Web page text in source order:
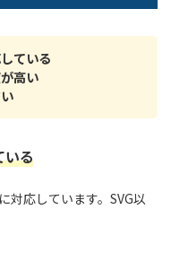
ている
高い
いる
対応しています。SVG以